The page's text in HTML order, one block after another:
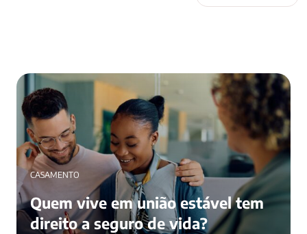
Quem vive em união estável tem direito a seguro de
vida?
CASAMENTO
Quem vive em união estável tem
direito a seguro de vida?